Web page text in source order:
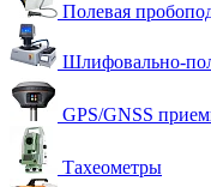
Полевая
Шлифовально-
GPS/GNSS
Тахеометры